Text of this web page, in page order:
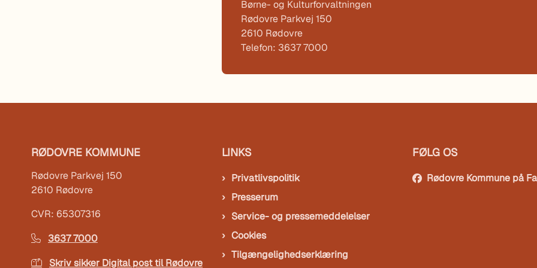
Børne- og Kulturforvaltningen
Rødovre Parkvej 150
2610 Rødovre
Telefon: 3637 7000
RØDOVRE KOMMUNE
Rødovre Parkvej 150
2610 Rødovre
CVR: 65307316
3637 7000
Skriv sikker Digital post til Rødovre
LINKS
Privatlivspolitik
Presserum
Service- og pressemeddelelser
Cookies
Tilgængelighedserklæring
FØLG OS
Rødovre Kommune på